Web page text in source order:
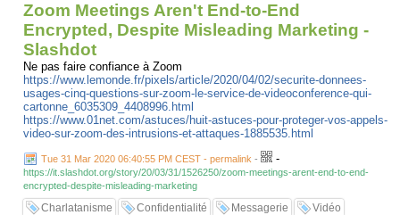
Zoom Meetings Aren't End-to-End
Encrypted, Despite Misleading Marketing -
Slashdot
Ne pas faire confiance à Zoom
https://www.lemonde.fr/pixels/article/2020/04/02/securite-donnees-
usages-cinq-questions-sur-zoom-le-service-de-videoconference-qui-
cartonne_6035309_4408996.html
https://www.01net.com/astuces/huit-astuces-pour-proteger-vos-appels-
video-sur-zoom-des-intrusions-et-attaques-1885535.html
Tue 31 Mar 2020 06:40:55 PM CEST - permalink - -
https://it.slashdot.org/story/20/03/31/1526250/zoom-meetings-arent-end-to-end-
encrypted-despite-misleading-marketing
Charlatanisme Confidentialité Messagerie Vidéo